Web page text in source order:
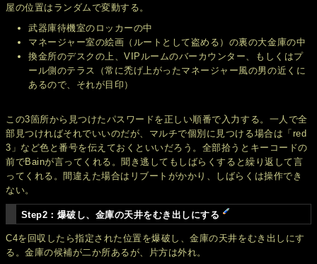
屋の位置はランダムで変動する。
武器庫待機室のロッカーの中
マネージャー室の絵画（ルートとして盗める）の裏の大金庫の中
換金所のデスクの上、VIPルームのバーカウンター、もしくはプ
ール側のテラス（常に禿げ上がったマネージャー風の男の近くに
あるので、それが目印）
この3箇所から見つけたパスワードを正しい順番で入力する。一人で全
部見つければそれでいいのだが、マルチで個別に見つける場合は「red
3」など色と番号を伝えておくといいだろう。全部拾うとキーコードの
前でBainが言ってくれる。聞き逃してもしばらくすると繰り返して言
ってくれる。間違えた場合はリブートがかかり、しばらくは操作でき
ない。
Step2：爆破し、金庫の天井をむき出しにする
C4を回収したら指定された位置を爆破し、金庫の天井をむき出しにす
る。金庫の候補が二か所あるが、片方は外れ。